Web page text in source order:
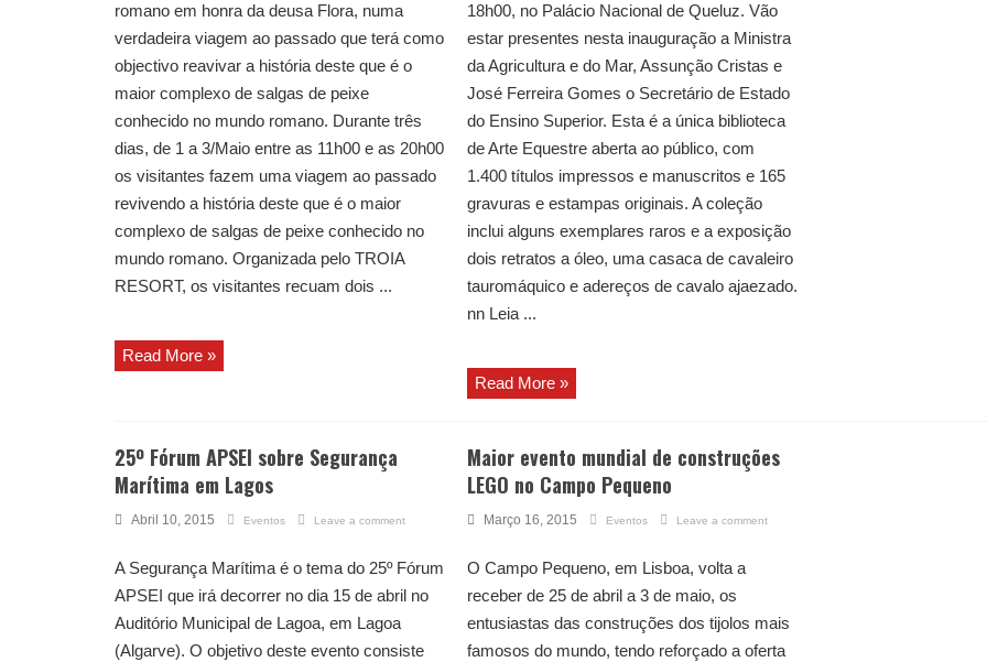
romano em honra da deusa Flora, numa
verdadeira viagem ao passado que terá como
objectivo reavivar a história deste que é o
maior complexo de salgas de peixe
conhecido no mundo romano. Durante três
dias, de 1 a 3/Maio entre as 11h00 e as 20h00
os visitantes fazem uma viagem ao passado
revivendo a história deste que é o maior
complexo de salgas de peixe conhecido no
mundo romano. Organizada pelo TROIA
RESORT, os visitantes recuam dois ...
Read More »
18h00, no Palácio Nacional de Queluz. Vão
estar presentes nesta inauguração a Ministra
da Agricultura e do Mar, Assunção Cristas e
José Ferreira Gomes o Secretário de Estado
do Ensino Superior. Esta é a única biblioteca
de Arte Equestre aberta ao público, com
1.400 títulos impressos e manuscritos e 165
gravuras e estampas originais. A coleção
inclui alguns exemplares raros e a exposição
dois retratos a óleo, uma casaca de cavaleiro
tauromáquico e adereços de cavalo ajaezado.
nn Leia ...
Read More »
25º Fórum APSEI sobre Segurança
Marítima em Lagos
Abril 10, 2015 Eventos Leave a comment
A Segurança Marítima é o tema do 25º Fórum
APSEI que irá decorrer no dia 15 de abril no
Auditório Municipal de Lagoa, em Lagoa
(Algarve). O objetivo deste evento consiste
Maior evento mundial de construções
LEGO no Campo Pequeno
Março 16, 2015 Eventos Leave a comment
O Campo Pequeno, em Lisboa, volta a
receber de 25 de abril a 3 de maio, os
entusiastas das construções dos tijolos mais
famosos do mundo, tendo reforçado a oferta